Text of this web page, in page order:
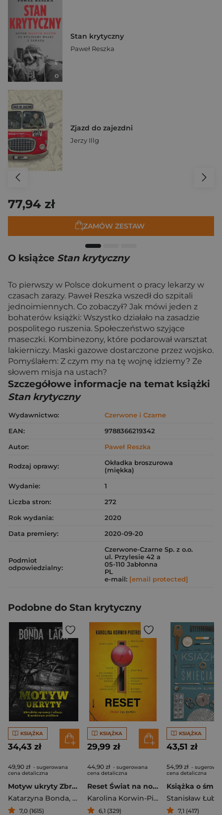
Stan krytyczny
Paweł Reszka
Zjazd do zajezdni
Jerzy Illg
77,94 zł
ZAMÓW ZESTAW
O książce Stan krytyczny
To pierwszy w Polsce dokument o pracy lekarzy w
czasach zarazy. Paweł Reszka wszedł do szpitali
jednoimiennych. Co zobaczył? Jak mówi jeden z
bohaterów książki: Wszystko działało na zasadzie
pospolitego ruszenia. Społeczeństwo szyjące
maseczki. Kombinezony, które podarował warsztat
lakierniczy. Maski gazowe dostarczone przez wojsko.
Pomyślałem: Z czym my na tę wojnę idziemy? Ze
słowem misja na ustach?
Szczegółowe informacje na temat książki
Stan krytyczny
Wydawnictwo:
Czerwone i Czarne
EAN:
9788366219342
Autor:
Paweł Reszka
Rodzaj oprawy:
Okładka broszurowa
(miękka)
Wydanie:
1
Liczba stron:
272
Rok wydania:
2020
Data premiery:
2020-09-20
Podmiot
odpowiedzialny:
Czerwone-Czarne Sp. z o.o.
ul. Przylesie 42 a
05-110 Jabłonna
PL
e-mail: [email protected]
Podobne do Stan krytyczny
KSIĄŻKA
34,43 zł
49,90 zł - sugerowana
cena detaliczna
Motyw ukryty Zbrodnie, sprawcy i ofiary. Z archiwum profilera
Katarzyna Bonda, Bogdan Lach
7,0 (1615)
KSIĄŻKA
29,99 zł
44,90 zł - sugerowana
cena detaliczna
Reset Świat na nowo
Karolina Korwin-Piotrowska
6,1 (329)
KSIĄŻKA
43,51 zł
54,99 zł -
cena detaliczna
Stanisław
7,1 (417)